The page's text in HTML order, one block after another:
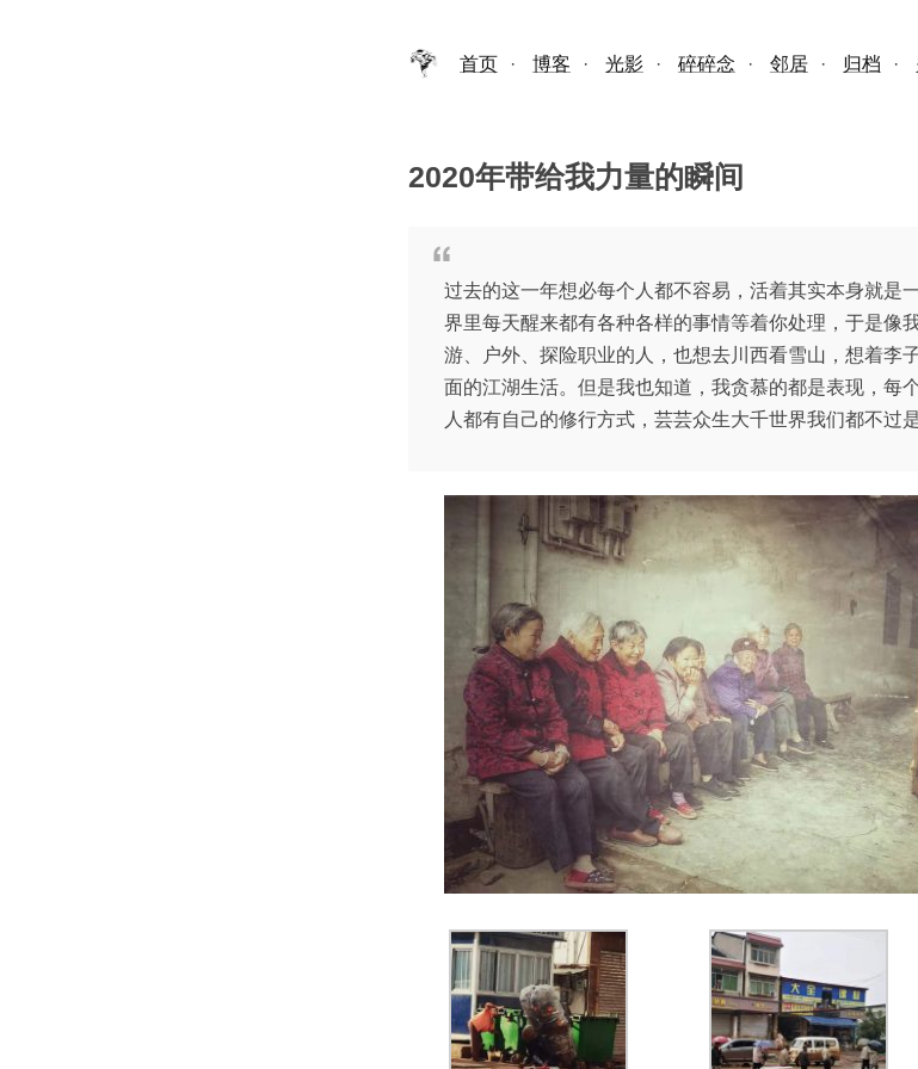
首页 · 博客 · 光影 · 碎碎念 · 邻居 · 归档 ·
2020年带给我力量的瞬间
过去的这一年想必每个人都不容易，活着其实本身就是
界里每天醒来都有各种各样的事情等着你处理，于是像
游、户外、探险职业的人，也想去川西看雪山，想着李
面的江湖生活。但是我也知道，我贪慕的都是表现，每
人都有自己的修行方式，芸芸众生大千世界我们都不过